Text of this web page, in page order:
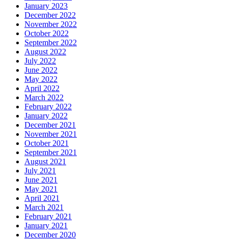
January 2023
December 2022
November 2022
October 2022
September 2022
August 2022
July 2022
June 2022
May 2022
April 2022
March 2022
February 2022
January 2022
December 2021
November 2021
October 2021
September 2021
August 2021
July 2021
June 2021
May 2021
April 2021
March 2021
February 2021
January 2021
December 2020